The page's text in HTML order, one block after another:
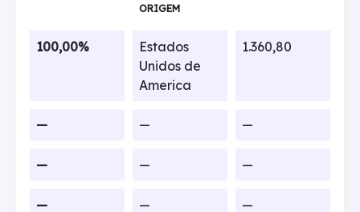
ORIGEM
100,00%
Estados
Unidos de
America
1.360,80
— — —
— — —
— — —